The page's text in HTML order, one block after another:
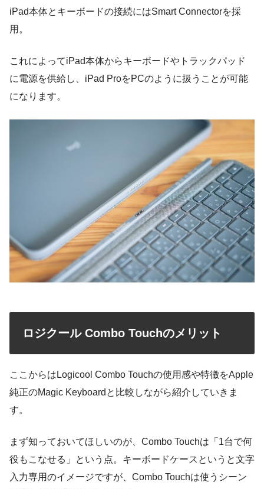
iPad本体とキーボードの接続にはSmart Connectorを採
用。
これによってiPad本体からキーボードやトラックパッド
に電源を供給し、iPad ProをPCのように扱うことが可能
になります。
ロジクール Combo Touchのメリット
ここからはLogicool Combo Touchの使用感や特徴をApple
純正のMagic Keyboardと比較しながら紹介していきま
す。
まず知っておいてほしいのが、Combo Touchは「1台で何
役もこなせる」という点。キーボードケースというと文字
入力専用のイメージですが、Combo Touchは使うシーン